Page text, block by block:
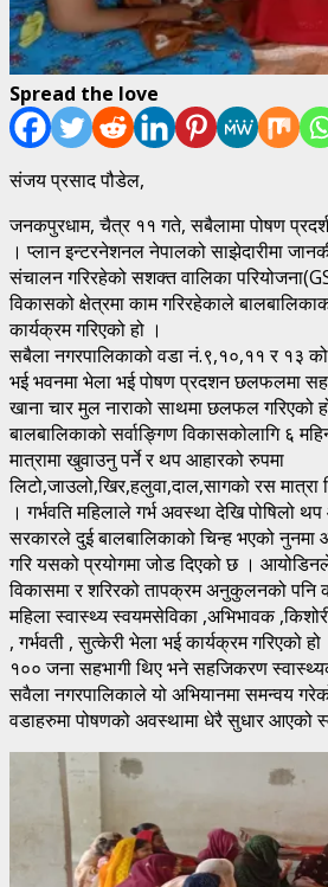
Spread the love
संजय प्रसाद पौडेल,
जनकपुरधाम, चैत्र ११ गते, सबैलामा पोषण
। प्लान इन्टरनेशनल नेपालको साझेदारीमा
संचालन गरिरहेको सशक्त वालिका
विकासको क्षेत्रमा काम गरिरहेकाले
कार्यक्रम गरिएको हो ।
सबैला नगरपालिकाको वडा नं.९,१०,११ र १३
भई भवनमा भेला भई पोषण प्रदशन छलफलमा
खाना चार मुल नाराको साथमा छलफल गरिएको
बालबालिकाको सर्वाङ्गिण विकासकोलागि ६
मात्रामा खुवाउनु पर्ने र थप आहारको रुपमा
लिटो,जाउलो,खिर,हलुवा,दाल,सागको रस
। गर्भवति महिलाले गर्भ अवस्था देखि पोषिलो
सरकारले दुई बालबालिकाको चिन्ह भएको नुनमा
गरि यसको प्रयोगमा जोड दिएको छ । आयोडिनले
विकासमा र शरिरको तापक्रम अनुकुलनको पनि
महिला स्वास्थ्य स्वयमसेविका ,अभिभावक
, गर्भवती , सुत्केरी भेला भई कार्यक्रम गरिएको
१०० जना सहभागी थिए भने सहजिकरण
सवैला नगरपालिकाले यो अभियानमा समन्वय
वडाहरुमा पोषणको अवस्थामा धेरै सुधार आएको